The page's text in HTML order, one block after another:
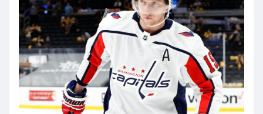
Evenemang
Övrigt